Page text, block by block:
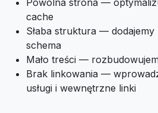
Powolna strona —
cache
Słaba struktura —
schema
Mało treści —
Brak linkowania —
usługi i wewnętrzne linki